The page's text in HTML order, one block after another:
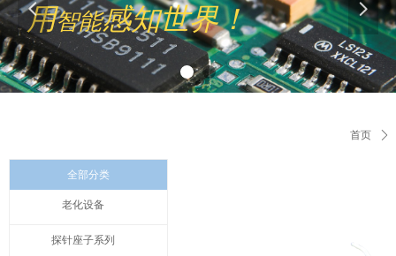
用智能感知世界！
넳 넲
首页 ꄲ
全部分类
老化设备
探针座子系列